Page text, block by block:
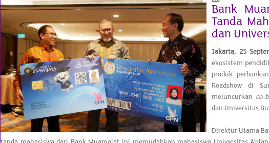
Bank
Tanda
dan
Jakarta, 25
ekosistem
produk
Roadshow di
meluncurkan co-
dan Universitas
Direktur Utama